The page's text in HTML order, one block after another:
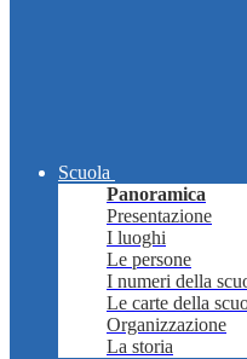
Scuola
Panoramica
Presentazione
I luoghi
Le persone
I numeri della
Le carte della
Organizzazione
La storia